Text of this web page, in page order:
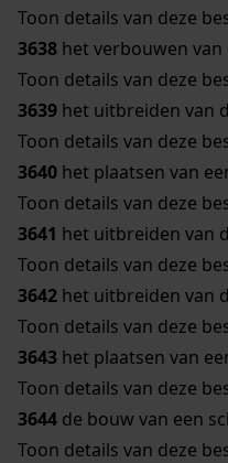
Toon details van deze
3638 het verbouwen van
Toon details van deze
3639 het uitbreiden van
Toon details van deze
3640 het plaatsen van
Toon details van deze
3641 het uitbreiden van
Toon details van deze
3642 het uitbreiden van
Toon details van deze
3643 het plaatsen van
Toon details van deze
3644 de bouw van een
Toon details van deze